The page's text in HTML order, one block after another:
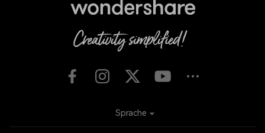
Sprache